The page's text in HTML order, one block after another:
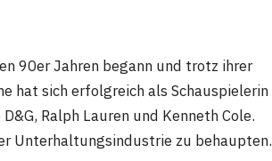
90er Jahren begann und trotz ihrer
hat sich erfolgreich als Schauspielerin
Ralph Lauren und Kenneth Cole.
Unterhaltungsindustrie zu behaupten​​.